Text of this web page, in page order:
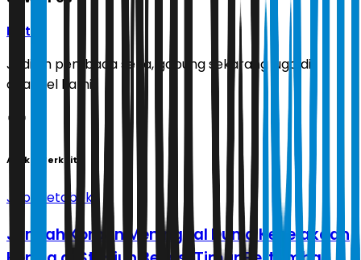
Ikuti
Jadilah pembaca setia, gabung sekarang juga di
channel kami!
Artikel Terkait
Jabodetabek
Jumlah Korban Meninggal Dunia Kecelakaan